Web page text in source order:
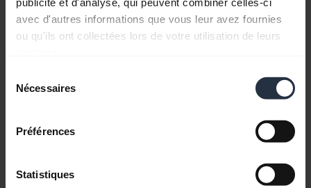
avec d'autres informations que vous leur avez fournies
ou qu'ils ont collectées lors de votre utilisation de leurs
Nécessaires
Préférences
Statistiques
Anglais